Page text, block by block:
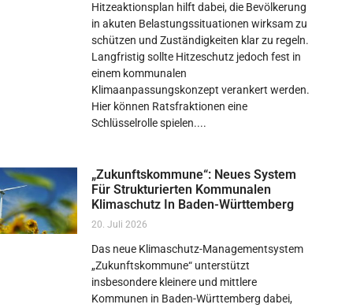
Hitzeaktionsplan hilft dabei, die Bevölkerung
in akuten Belastungssituationen wirksam zu
schützen und Zuständigkeiten klar zu regeln.
Langfristig sollte Hitzeschutz jedoch fest in
einem kommunalen
Klimaanpassungskonzept verankert werden.
Hier können Ratsfraktionen eine
Schlüsselrolle spielen.
„Zukunftskommune“: Neues System
Für Strukturierten Kommunalen
Klimaschutz In Baden-Württemberg
20. Juli 2026
Das neue Klimaschutz-Managementsystem
„Zukunftskommune“ unterstützt
insbesondere kleinere und mittlere
Kommunen in Baden-Württemberg dabei,